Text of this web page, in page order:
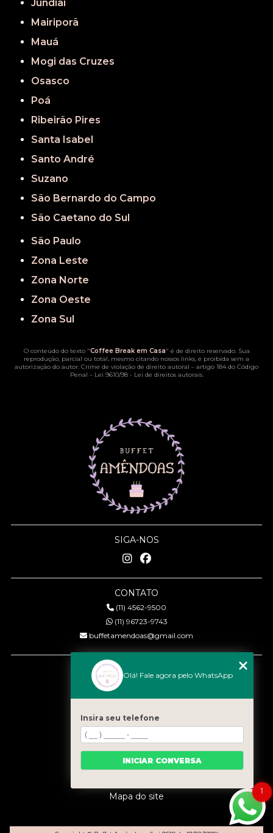
Jundiaí
Mairiporã
Mauá
Mogi das Cruzes
Osasco
Poá
Ribeirão Pires
Santa Isabel
Santo André
Suzano
São Bernardo do Campo
São Caetano do Sul
São Paulo
Zona Leste
Zona Norte
Zona Oeste
Zona Sul
O conteúdo do texto "Coffee Break em Casa" é de direito reservado. Sua
reprodução, parcial ou total, mesmo citando nossos links, é proibida sem a
autorização do autor. Crime de violação de direito autoral – artigo 184 do Código
Penal – Lei 9610/98 - Lei de direitos autorais.
SIGA-NOS
CONTATO
(11) 4562-9500
(11) 96723-9743
buffetamendoas@gmail.com
MENU
Quem somos
Serviços
Eventos
Gastronomia
Contato
Mapa do site
1
Olá! Fale agora pelo WhatsApp
Insira seu telefone
INICIAR CONVERSA